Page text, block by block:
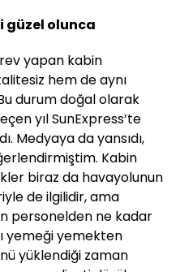
güzel olunca
yapan kabin
hem de aynı
durum doğal olarak
yıl SunExpress’te
Medyaya da yansıdı,
Kabin
biraz da havayolunun
de ilgilidir, ama
personelden ne kadar
yemeği yemekten
yüklendiği zaman